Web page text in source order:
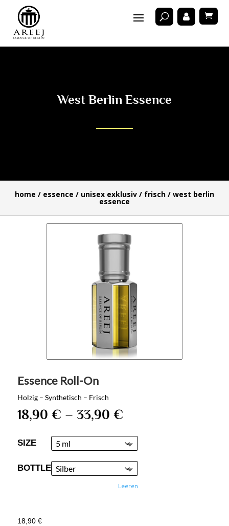
West Berlin Essence
home / essence / unisex exklusiv / frisch / west berlin
essence
Essence Roll-On
Holzig – Synthetisch – Frisch
18,90 € – 33,90 €
SIZE
BOTTLE
Leeren
18,90 €